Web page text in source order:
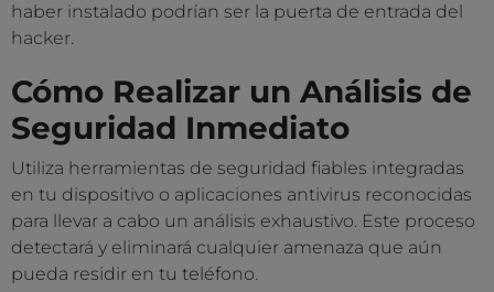
haber instalado podrían ser la puerta de entrada del
hacker.
Cómo Realizar un Análisis de
Seguridad Inmediato
Utiliza herramientas de seguridad fiables integradas
en tu dispositivo o aplicaciones antivirus reconocidas
para llevar a cabo un análisis exhaustivo. Este proceso
detectará y eliminará cualquier amenaza que aún
pueda residir en tu teléfono.